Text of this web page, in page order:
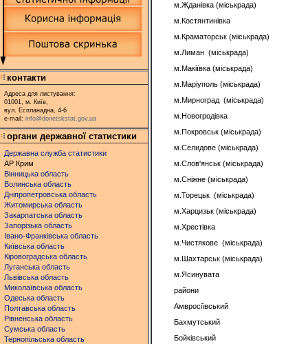
контакти
Адреса для листування:
01001, м. Київ,
вул. Еспланадна, 4-6
e-mail: info@donetskstat.gov.ua
органи державної статистики
Державна служба статистики
АР Крим
Вінницька область
Волинська область
Дніпропетровська область
Житомирська область
Закарпатська область
Запорізька область
Івано-Франківська область
Київська область
Кіровоградська область
Луганська область
Львівська область
Миколаївська область
Одеська область
Полтавська область
Рівненська область
Сумська область
Тернопільська область
м.Жданівка (міськрада)
м.Костянтинівка
м.Краматорськ (міськрада)
м.Лиман (міськрада)
м.Макіївка (міськрада)
м.Маріуполь (міськрада)
м.Мирноград (міськрада)
м.Новогродівка
м.Покровськ (міськрада)
м.Селидове (міськрада)
м.Слов'янськ (міськрада)
м.Сніжне (міськрада)
м.Торецьк (міськрада)
м.Харцизьк (міськрада)
м.Хрестівка
м.Чистякове (міськрада)
м.Шахтарськ (міськрада)
м.Ясинувата
райони
Амвросіївський
Бахмутський
Бойківський